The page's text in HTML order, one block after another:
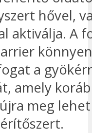
hővel,
aktiválja. A
a
amely
meg